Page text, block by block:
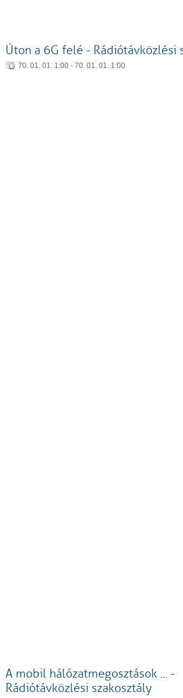
Úton a 6G felé - Rádiótávközlési
70. 01. 01. 1:00 - 70. 01. 01. 1:00
A mobil hálózatmegosztások ... -
Rádiótávközlési szakosztály